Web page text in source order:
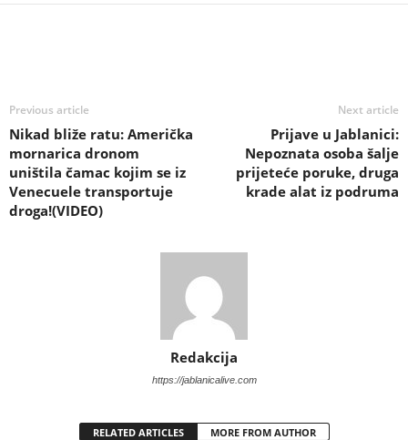
Previous article
Nikad bliže ratu: Američka
mornarica dronom
uništila čamac kojim se iz
Venecuele transportuje
droga!(VIDEO)
Next article
Prijave u Jablanici:
Nepoznata osoba šalje
prijeteće poruke, druga
krade alat iz podruma
Redakcija
https://jablanicalive.com
RELATED ARTICLES MORE FROM AUTHOR